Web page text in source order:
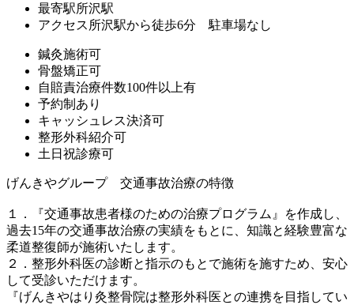
最寄駅所沢駅
アクセス 所沢駅から徒歩6分 駐車場なし
鍼灸施術可
骨盤矯正可
自賠責治療件数100件以上有
予約制あり
キャッシュレス決済可
整形外科紹介可
土日祝診療可
げんきやグループ 交通事故治療の特徴
１．『交通事故患者様のための治療プログラム』を作成し、
過去15年の交通事故治療の実績をもとに、知識と経験豊富な
柔道整復師が施術いたします。
２．整形外科医の診断と指示のもとで施術を施すため、安心
して受診いただけます。
『げんきやはり灸整骨院は整形外科医との連携を目指してい